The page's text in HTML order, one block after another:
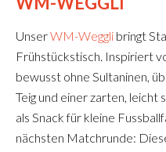
UnserWM-Weggli bringt
Frühstückstisch. Inspiriert
bewusst ohne Sultaninen,
Teig und einer zarten, leicht
als Snack für kleine
nächsten Matchrunde: